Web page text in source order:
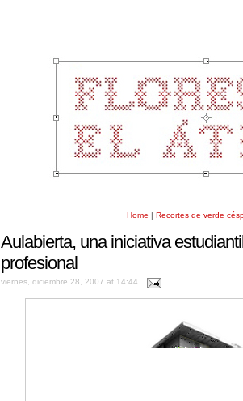
Home | Recortes de verde
Aulabierta, una iniciativa
profesional
viernes, diciembre 28, 2007 at 14:44.